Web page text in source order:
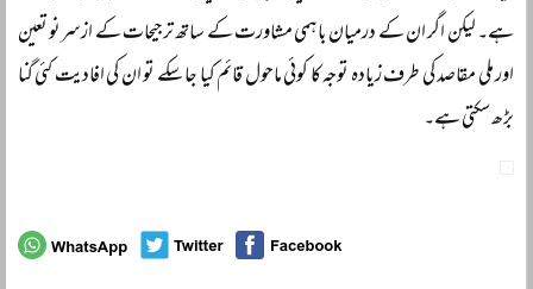
ہے۔ لیکن اگر ان کے درمیان باہمی مشاورت کے ساتھ ترجیحات کے ازسرنو تعین
اور ملی مقاصد کی طرف زیادہ توجہ کا کوئی ماحول قائم کیا جا سکے تو ان کی افادیت کئی گنا
بڑھ سکتی ہے۔